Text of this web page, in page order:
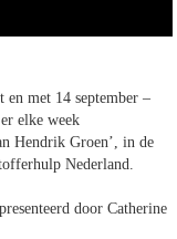
met 14 september –
elke week
Hendrik Groen’, in de
Nederland.
door Catherine